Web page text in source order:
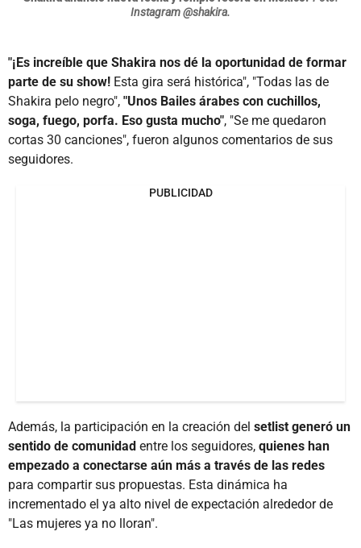
Instagram @shakira.
"¡Es increíble que Shakira nos dé la oportunidad de formar
parte de su show! Esta gira será histórica", "Todas las de
Shakira pelo negro", "Unos Bailes árabes con cuchillos,
soga, fuego, porfa. Eso gusta mucho", "Se me quedaron
cortas 30 canciones", fueron algunos comentarios de sus
seguidores.
PUBLICIDAD
Además, la participación en la creación del setlist generó un
sentido de comunidad entre los seguidores, quienes han
empezado a conectarse aún más a través de las redes
para compartir sus propuestas. Esta dinámica ha
incrementado el ya alto nivel de expectación alrededor de
"Las mujeres ya no lloran".